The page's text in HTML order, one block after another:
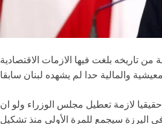
تاريخه بلغت فيها الازمات الاقتصادية
حقيقيا لازمة تعطيل مجلس الوزراء ولو ان
سيجمع للمرة الأولى منذ تشكيل